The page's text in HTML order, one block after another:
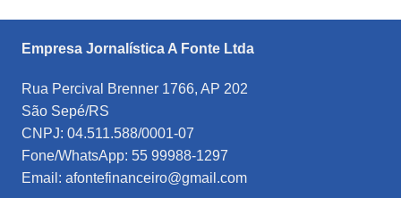
Empresa Jornalística A Fonte Ltda
Rua Percival Brenner 1766, AP 202
São Sepé/RS
CNPJ: 04.511.588/0001-07
Fone/WhatsApp: 55 99988-1297
Email: afontefinanceiro@gmail.com